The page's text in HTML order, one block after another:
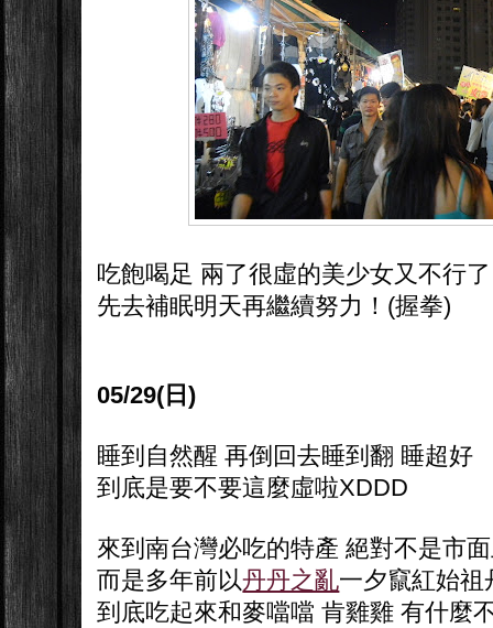
吃飽喝足 兩了很虛的美少女又不行了
先去補眠明天再繼續努力！(握拳)
05/29(日)
睡到自然醒 再倒回去睡到翻 睡超好
到底是要不要這麼虛啦XDDD
來到南台灣必吃的特產 絕對不是市
而是多年前以丹丹之亂一夕竄紅始祖
到底吃起來和麥噹噹 肯雞雞 有什麼